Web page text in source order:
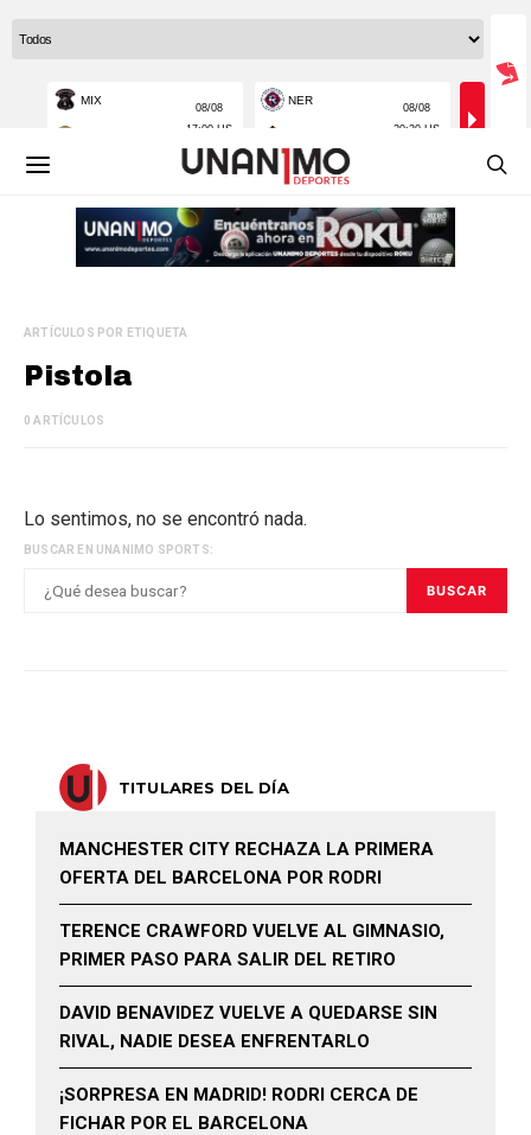
ARTÍCULOS POR ETIQUETA
Pistola
0 ARTÍCULOS
Lo sentimos, no se encontró nada.
BUSCAR EN UNANIMO SPORTS:
BUSCAR
TITULARES DEL DÍA
MANCHESTER CITY RECHAZA LA PRIMERA
OFERTA DEL BARCELONA POR RODRI
TERENCE CRAWFORD VUELVE AL GIMNASIO,
PRIMER PASO PARA SALIR DEL RETIRO
DAVID BENAVIDEZ VUELVE A QUEDARSE SIN
RIVAL, NADIE DESEA ENFRENTARLO
¡SORPRESA EN MADRID! RODRI CERCA DE
FICHAR POR EL BARCELONA